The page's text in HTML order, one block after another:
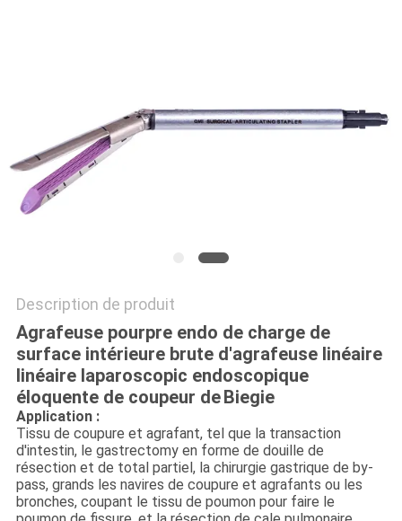
PRIVACY
POLICY
Description de produit
Agrafeusepourpre endo de charge de
surface intérieure brute d'agrafeuse linéaire
linéaire laparoscopic endoscopique
éloquente de coupeur de Biegie
Application :
Tissu de coupure et agrafant, tel que la transaction
d'intestin, le gastrectomy en forme de douille de
résection et de total partiel, la chirurgie gastrique de by-
pass, grands les navires de coupure et agrafants ou les
bronches, coupant le tissu de poumon pour faire le